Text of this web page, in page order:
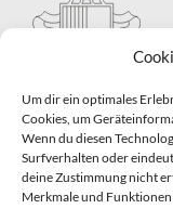
Um dir ein optimales
Cookies, um
Wenn du diesen
Surfverhalten oder
deine Zustimmung nicht
Merkmale und
Hauptabteilung II –
Pastorale
Telefon: 0821 3166-